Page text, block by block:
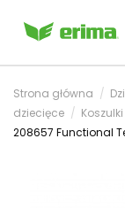
Strona główna
dziecięce
208657 Functional